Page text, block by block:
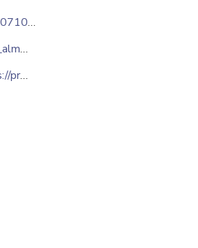
+77071099060
artix_almaty@mail.ru
https://promo-textile.kz